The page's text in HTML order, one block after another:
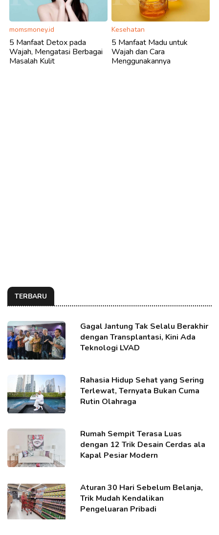
momsmoney.id
5 Manfaat Detox pada
Wajah, Mengatasi Berbagai
Masalah Kulit
Kesehatan
​5 Manfaat Madu untuk
Wajah dan Cara
Menggunakannya
TERBARU
Gagal Jantung Tak Selalu Berakhir
dengan Transplantasi, Kini Ada
Teknologi LVAD
Rahasia Hidup Sehat yang Sering
Terlewat, Ternyata Bukan Cuma
Rutin Olahraga
Rumah Sempit Terasa Luas
dengan 12 Trik Desain Cerdas ala
Kapal Pesiar Modern
Aturan 30 Hari Sebelum Belanja,
Trik Mudah Kendalikan
Pengeluaran Pribadi